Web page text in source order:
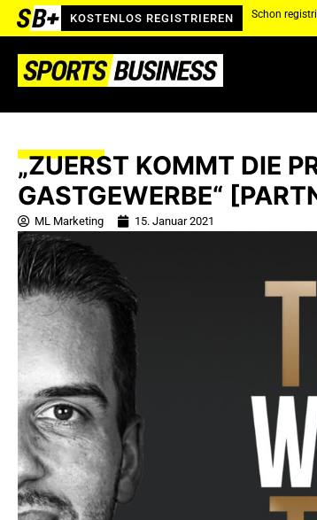
KOSTENLOS REGISTRIEREN Schon
„ZUERST KOMMT DIE
GASTGEWERBE“
ML Marketing 15. Januar 2021